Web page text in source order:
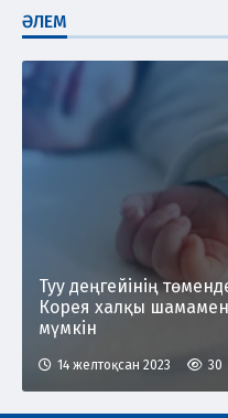
ӘЛЕМ
Туу деңгейінің
Корея халқы
мүмкін
14 желтоқсан 2023 30